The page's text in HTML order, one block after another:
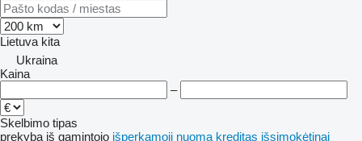
Lietuva kita
Ukraina
Kaina
–
Skelbimo tipas
prekyba iš gamintojo išperkamoji nuoma kreditas išsimokėtinai